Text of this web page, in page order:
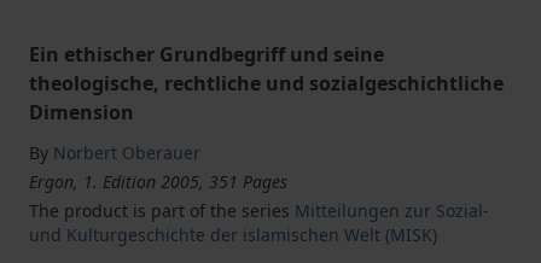
Ein ethischer Grundbegriff und seine
theologische, rechtliche und sozialgeschichtliche
Dimension
By Norbert Oberauer
Ergon, 1. Edition 2005, 351 Pages
The product is part of the series Mitteilungen zur Sozial-
und Kulturgeschichte der islamischen Welt (MISK)